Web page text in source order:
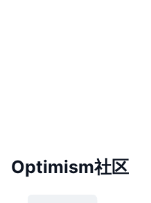
Optimism社区